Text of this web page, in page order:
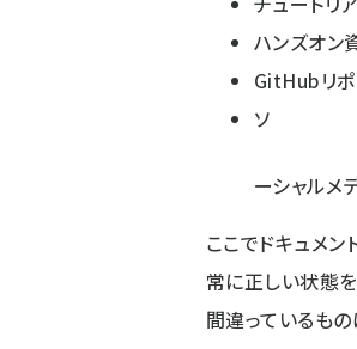
ハンズオン
GitHubリポ
ソ
ーシャルメ
ここでドキュメン
常に正しい状態
間違っているもの